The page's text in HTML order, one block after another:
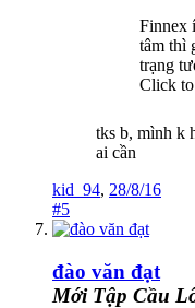
Finnex
tâm thì
trạng
Click
tks b, mình k
ai cần
kid_94, 28/8/16
#5
đào văn đạt
Mới Tập Cầu